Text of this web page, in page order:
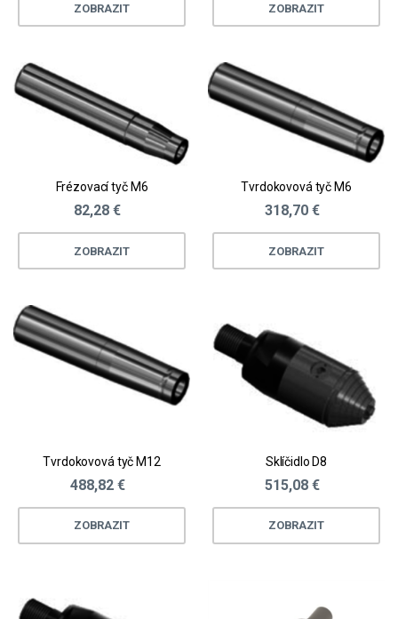
ZOBRAZIT ZOBRAZIT
Frézovací tyč M6
82,28 €
ZOBRAZIT
Tvrdokovová tyč M6
318,70 €
ZOBRAZIT
Tvrdokovová tyč M12
488,82 €
ZOBRAZIT
Sklíčidlo D8
515,08 €
ZOBRAZIT